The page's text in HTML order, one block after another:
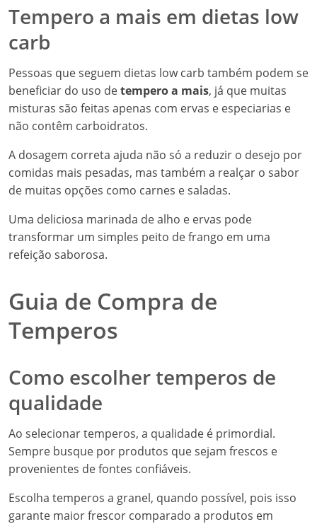
Tempero a mais em dietas low
carb
Pessoas que seguem dietas low carb também podem se
beneficiar do uso detempero a mais, já que muitas
misturas são feitas apenas com ervas e especiarias e
não contêm carboidratos.
A dosagem correta ajuda não só a reduzir o desejo por
comidas mais pesadas, mas também a realçar o sabor
de muitas opções como carnes e saladas.
Uma deliciosa marinada de alho e ervas pode
transformar um simples peito de frango em uma
refeição saborosa.
Guia de Compra de
Temperos
Como escolher temperos de
qualidade
Ao selecionar temperos, a qualidade é primordial.
Sempre busque por produtos que sejam frescos e
provenientes de fontes confiáveis.
Escolha temperos a granel, quando possível, pois isso
garante maior frescor comparado a produtos em